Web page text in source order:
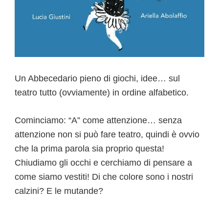
Un Abbecedario pieno di giochi, idee… sul
teatro tutto (ovviamente) in ordine alfabetico.
Cominciamo: “A” come attenzione… senza
attenzione non si può fare teatro, quindi è ovvio
che la prima parola sia proprio questa!
Chiudiamo gli occhi e cerchiamo di pensare a
come siamo vestiti! Di che colore sono i nostri
calzini? E le mutande?